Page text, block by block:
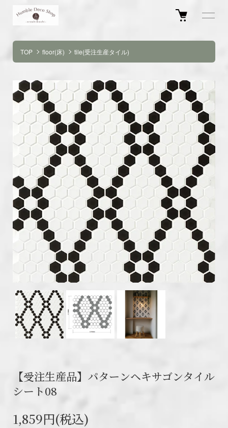
TOP floor(床) tile(受注生産タイル)
【受注生産品】パターンヘキサゴンタイル
シート08
1,859円(税込)